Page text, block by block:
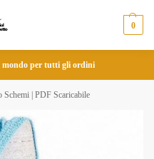
0
mondo per tutti gli ordini
Schemi | PDF Scaricabile